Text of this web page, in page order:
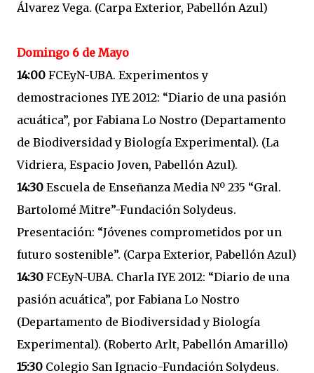
Álvarez Vega. (Carpa Exterior, Pabellón Azul)
Domingo 6 de Mayo
14:00 FCEyN-UBA. Experimentos y
demostraciones IYE 2012: “Diario de una pasión
acuática”, por Fabiana Lo Nostro (Departamento
de Biodiversidad y Biología Experimental). (La
Vidriera, Espacio Joven, Pabellón Azul).
14:30 Escuela de Enseñanza Media Nº 235 “Gral.
Bartolomé Mitre”-Fundación Solydeus.
Presentación: “Jóvenes comprometidos por un
futuro sostenible”. (Carpa Exterior, Pabellón Azul)
14:30 FCEyN-UBA. Charla IYE 2012: “Diario de una
pasión acuática”, por Fabiana Lo Nostro
(Departamento de Biodiversidad y Biología
Experimental). (Roberto Arlt, Pabellón Amarillo)
15:30 Colegio San Ignacio-Fundación Solydeus.